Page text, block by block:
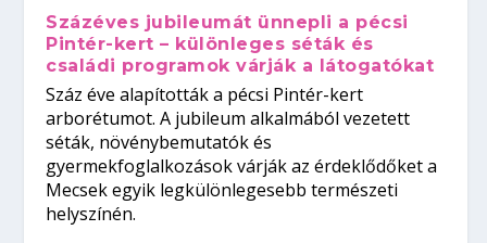
Százéves jubileumát ünnepli a pécsi
Pintér-kert – különleges séták és
családi programok várják a látogatókat
Száz éve alapították a pécsi Pintér-kert
arborétumot. A jubileum alkalmából vezetett
séták, növénybemutatók és
gyermekfoglalkozások várják az érdeklődőket a
Mecsek egyik legkülönlegesebb természeti
helyszínén.